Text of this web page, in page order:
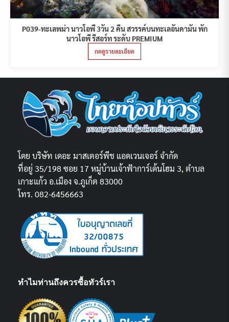
P039-ทะเลพม่า นาวโอพี 3วัน 2 คืน สวรรค์บนทะเลอันดามัน พัก
นาวโอพี รีสอร์ท ระดับ PREMIUM
กดดูรายละเอียด
โดย บริษัท เดอะ มาสเตอร์พีช แอดเวนเจอร์ จำกัด
ที่อยู่ 35/198 ซอย 17 หมู่บ้านเจ้าฟ้าการ์เด้นโฮม 3, ตำบล
เกาะแก้ว อ.เมือง จ.ภูเก็ต 83000
โทร. 082-6456663
ทำไมท่านถึงควรซื้อทัวร์เรา